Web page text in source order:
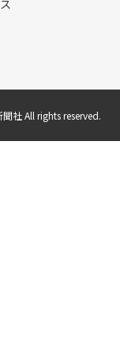
社 All rights reserved.